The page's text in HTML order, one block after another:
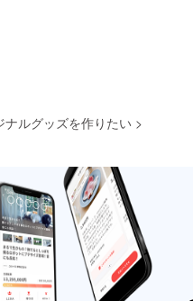
ナルグッズを作りたい >